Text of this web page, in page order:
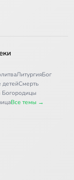
ЛитургияБог
детейСмерть
Богородицы
Все темы →